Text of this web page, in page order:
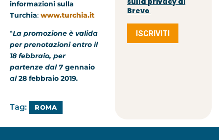
informazioni sulla
Turchia: www.turchia.it
*La promozione è valida
per prenotazioni entro il
18 febbraio, per
partenze dal 7gennaio
al28 febbraio 2019.
Tag: ROMA
Brevo .
ISCRIVITI